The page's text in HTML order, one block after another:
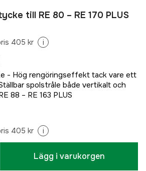
till RE 80 – RE 170 PLUS
405 kr i
- Hög rengöringseffekt tack vare ett
spolstråle både vertikalt och
88 – RE 163 PLUS
405 kr i
Lägg i varukorgen